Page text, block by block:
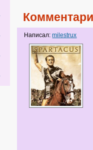
Написал:milestrux